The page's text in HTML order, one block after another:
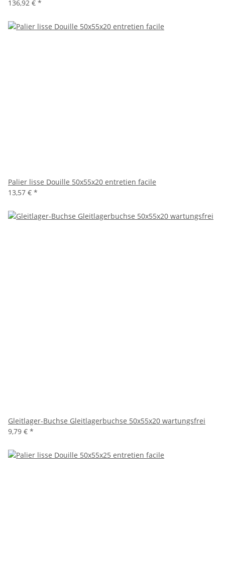
136,92 € *
Palier lisse Douille 50x55x20 entretien facile
13,57 € *
Gleitlager-Buchse Gleitlagerbuchse 50x55x20 wartungsfrei
9,79 € *